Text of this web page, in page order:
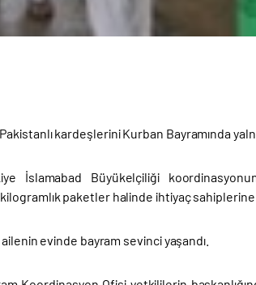
kardeşlerini Kurban Bayramında
İslamabad Büyükelçiliği
paketler halinde ihtiyaç sahiplerine
evinde bayram sevinci yaşandı.